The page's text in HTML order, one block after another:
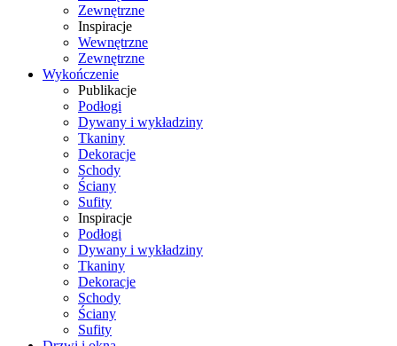
Zewnętrzne
Inspiracje
Wewnętrzne
Zewnętrzne
Wykończenie
Publikacje
Podłogi
Dywany i wykładziny
Tkaniny
Dekoracje
Schody
Ściany
Sufity
Inspiracje
Podłogi
Dywany i wykładziny
Tkaniny
Dekoracje
Schody
Ściany
Sufity